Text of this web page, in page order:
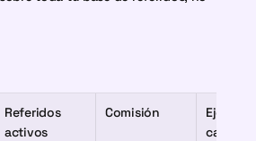
Referidos
activos
Comisión
cada